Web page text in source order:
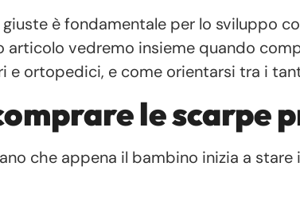
giuste è fondamentale per lo sviluppo
articolo vedremo insieme quando
e ortopedici, e come orientarsi tra i
le scarpe
che appena il bambino inizia a